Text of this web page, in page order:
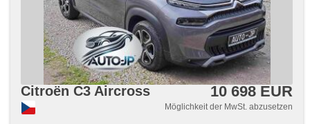
Citroën C3 Aircross 10 698 EUR
Möglichkeit der MwSt. abzusetzen